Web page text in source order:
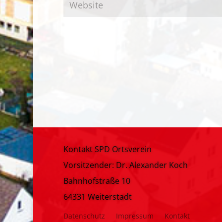
Kontakt SPD Ortsverein
Vorsitzender: Dr. Alexander Koch
Bahnhofstraße 10
64331 Weiterstadt
Datenschutz Impressum Kontakt